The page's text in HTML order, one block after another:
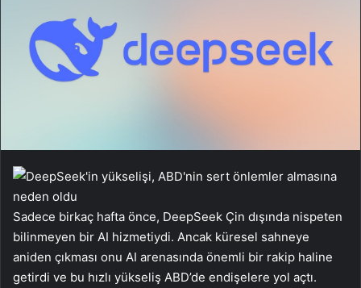
Sadece birkaç hafta önce, DeepSeek Çin dışında nispeten
bilinmeyen bir AI hizmetiydi. Ancak küresel sahneye
aniden çıkması onu AI arenasında önemli bir rakip haline
getirdi ve bu hızlı yükseliş ABD’de endişelere yol açtı.